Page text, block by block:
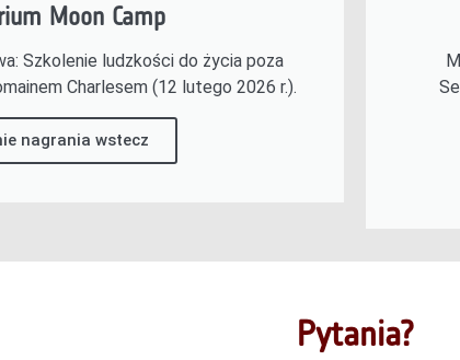
Moon Camp
Szkolenie ludzkości do życia poza
Charlesem (12 lutego 2026 r.).
nagrania wstecz
Pytania?